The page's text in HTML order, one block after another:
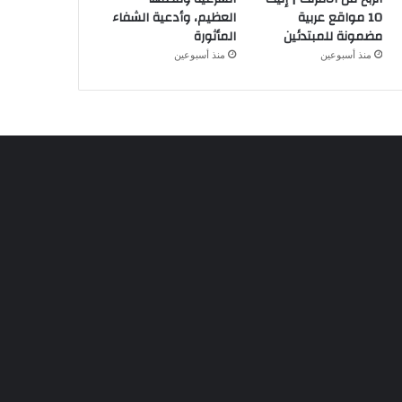
10 مواقع عربية
مضمونة للمبتدئين
منذ أسبوعين
العظيم، وأدعية الشفاء
المأثورة
منذ أسبوعين